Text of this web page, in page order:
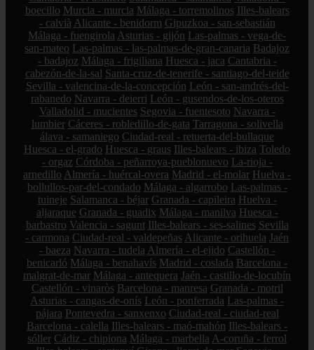
boecillo Murcia - murcia Málaga - torremolinos Illes-balears
- calvià Alicante - benidorm Gipuzkoa - san-sebastián
Málaga - fuengirola Asturias - gijón Las-palmas - vega-de-
san-mateo Las-palmas - las-palmas-de-gran-canaria Badajoz
- badajoz Málaga - frigiliana Huesca - jaca Cantabria -
cabezón-de-la-sal Santa-cruz-de-tenerife - santiago-del-teide
Sevilla - valencina-de-la-concepción León - san-andrés-del-
rabanedo Navarra - deierri León - gusendos-de-los-oteros
Valladolid - mucientes Segovia - fuentesoto Navarra -
lumbier Cáceres - robledillo-de-gata Tarragona - solivella
álava - samaniego Ciudad-real - retuerta-del-bullaque
Huesca - el-grado Huesca - graus Illes-balears - ibiza Toledo
- orgaz Córdoba - peñarroya-pueblonuevo La-rioja -
arnedillo Almería - huércal-overa Madrid - el-molar Huelva -
bollullos-par-del-condado Málaga - algarrobo Las-palmas -
tuineje Salamanca - béjar Granada - capileira Huelva -
aljaraque Granada - guadix Málaga - manilva Huesca -
barbastro Valencia - sagunt Illes-balears - ses-salines Sevilla
- carmona Ciudad-real - valdepeñas Alicante - orihuela Jaén
- baeza Navarra - tudela Almería - el-ejido Castellón -
benicarló Málaga - benahavís Madrid - coslada Barcelona -
malgrat-de-mar Málaga - antequera Jaén - castillo-de-locubín
Castellón - vinaròs Barcelona - manresa Granada - motril
Asturias - cangas-de-onís León - ponferrada Las-palmas -
pájara Pontevedra - sanxenxo Ciudad-real - ciudad-real
Barcelona - calella Illes-balears - maó-mahón Illes-balears -
sóller Cádiz - chipiona Málaga - marbella A-coruña - ferrol